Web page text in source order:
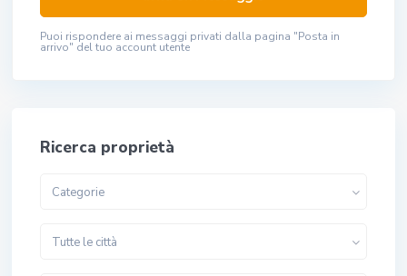
Puoi rispondere ai messaggi privati ​​dalla pagina "Posta in
arrivo" del tuo account utente
Ricerca proprietà
Categorie
Tutte le città